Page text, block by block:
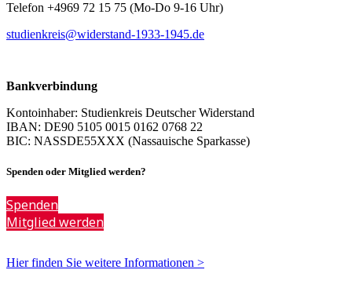
Telefon +4969 72 15 75 (Mo-Do 9-16 Uhr)
studienkreis@widerstand-1933-1945.de
Bankverbindung
Kontoinhaber: Studienkreis Deutscher Widerstand
IBAN: DE90 5105 0015 0162 0768 22
BIC: NASSDE55XXX (Nassauische Sparkasse)
Spenden oder Mitglied werden?
Spenden
Mitglied werden
Hier finden Sie weitere Informationen >